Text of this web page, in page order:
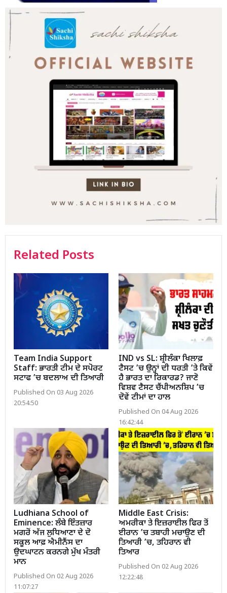
Related Posts
Team India Support
Staff: ਭਾਰਤੀ ਟੀਮ ਦੇ ਸਪੋਰਟ
ਸਟਾਫ ’ਚ ਬਦਲਾਅ ਦੀ ਤਿਆਰੀ
Published On 03 Aug 2026
20:54:50
IND vs SL: ਸ਼੍ਰੀਲੰਕਾ ਖਿਲਾਫ਼
ਟੈਸਟ ’ਚ ਉਨ੍ਹਾਂ ਦੀ ਧਰਤੀ ’ਤੇ ਕਿਵੇਂ
ਹੈ ਭਾਰਤ ਦਾ ਰਿਕਾਰਡ? ਜਾਣੋ
ਵਿਸ਼ਵ ਟੈਸਟ ਚੈਂਪੀਅਨਸ਼ਿਪ ’ਚ
ਦੋਵੇਂ ਟੀਮਾਂ ਦਾ ਹਾਲ
Published On 04 Aug 2026
16:42:44
Ludhiana School of
Eminence: ਲੰਬੇ ਇੰਤਜ਼ਾਰ
ਮਗਰੋਂ ਅੱਜ ਲੁਧਿਆਣਾ ਦੇ ਦੋ
ਸਕੂਲ ਆਫ਼ ਐਮੀਨੈਂਸ ਦਾ
ਉਦਘਾਟਨ ਕਰਨਗੇ ਮੁੱਖ ਮੰਤਰੀ
ਮਾਨ
Published On 02 Aug 2026
11:07:27
Middle East Crisis:
ਅਮਰੀਕਾ ਤੇ ਇਜ਼ਰਾਈਲ ਫਿਰ ਤੋਂ
ਈਰਾਨ ’ਚ ਤਬਾਹੀ ਮਚਾਉਣ ਦੀ
ਤਿਆਰੀ ’ਚ, ਤਹਿਰਾਨ ਵੀ
ਤਿਆਰ
Published On 02 Aug 2026
12:22:48